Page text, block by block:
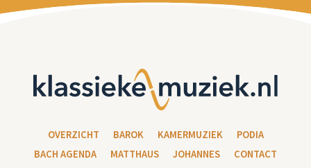
OVERZICHT BAROK KAMERMUZIEK
PODIA
BACH AGENDA
MATTHAUS JOHANNES CONTACT